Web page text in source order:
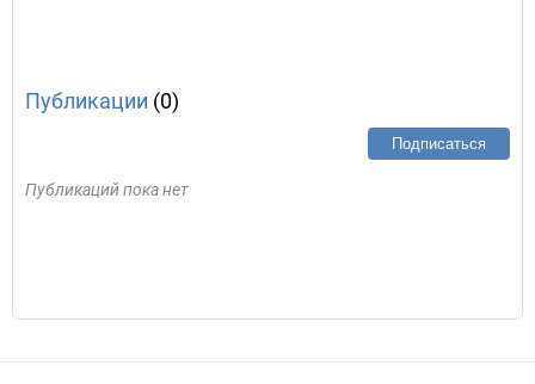
Публикации (0)
Подписаться
Публикаций пока нет